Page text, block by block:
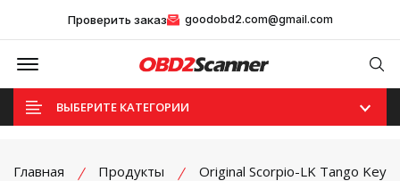
Проверить заказ goodobd2.com@gmail.com
Offcanvas Menu Open
ВЫБЕРИТЕ КАТЕГОРИИ
Главная Продукты
Original Scorpio-LK Tango Key